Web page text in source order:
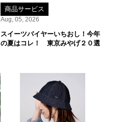
商品サービス
Aug, 05, 2026
スイーツバイヤーいちおし！今年
の夏はコレ！ 東京みやげ２０選